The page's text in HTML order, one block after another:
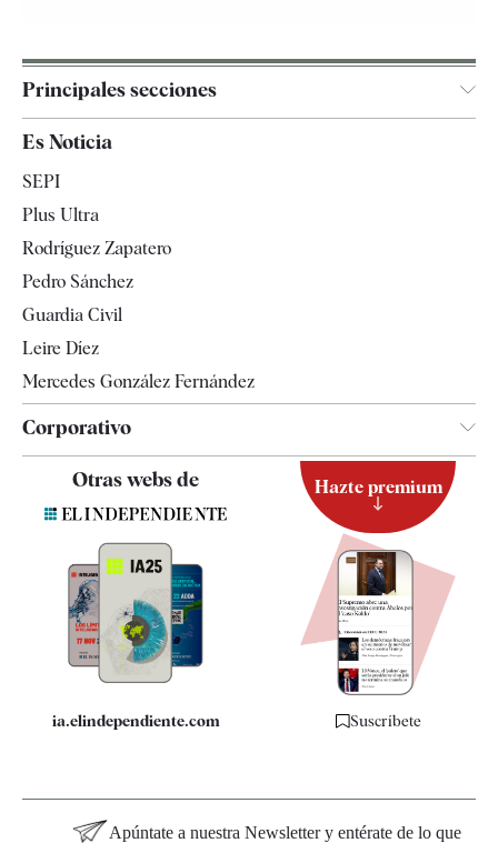
Principales secciones
España
Televisión
Es Noticia
SEPI
Plus Ultra
Rodríguez Zapatero
Pedro Sánchez
Guardia Civil
Leire Díez
Mercedes González Fernández
Corporativo
Contacto
Quiénes somos
Especificaciones
Otras webs de
ia.elindependiente.com
Hazte premium
Suscríbete
Apúntate a nuestra Newsletter y entérate de lo que